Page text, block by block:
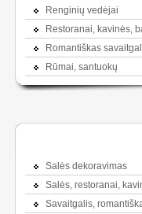
Renginių vedėjai
Restoranai, kavinės,
Romantiškas
Rūmai, santuokų
Salės dekoravimas
Salės, restoranai,
Savaitgalis,